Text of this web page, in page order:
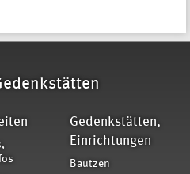
Gedenkstätten,
Einrichtungen
Bautzen